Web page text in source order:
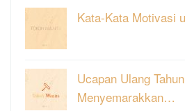
Kata-Kata Motivasi
Ucapan Ulang
Menyemarakkan…